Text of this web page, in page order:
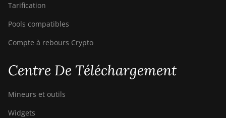
Tarification
Pools compatibles
Compte à rebours Crypto
Centre De Téléchargement
Mineurs et outils
Widgets